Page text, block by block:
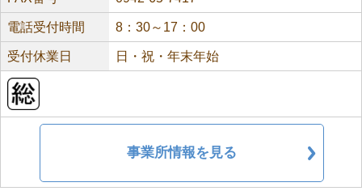
電話受付時間 8：30～17：00
受付休業日 日・祝・年末年始
事業所情報を見る